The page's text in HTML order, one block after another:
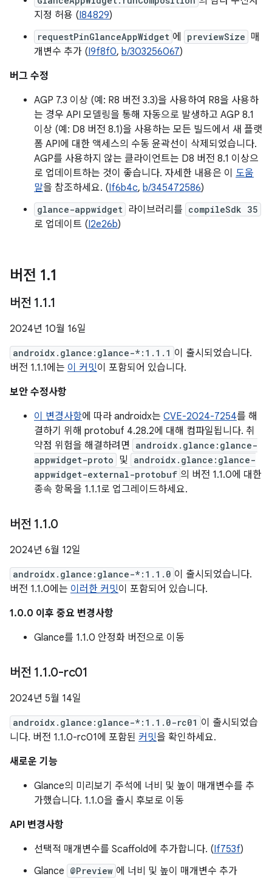
지정 허용 (I84829)
requestPinGlanceAppWidget 에 previewSize 매
개변수 추가 (I9f8f0, b/303256067)
버그 수정
AGP 7.3 이상 (예: R8 버전 3.3)을 사용하여 R8을 사용하
는 경우 API 모델링을 통해 자동으로 발생하고 AGP 8.1
이상 (예: D8 버전 8.1)을 사용하는 모든 빌드에서 새 플랫
폼 API에 대한 액세스의 수동 윤곽선이 삭제되었습니다.
AGP를 사용하지 않는 클라이언트는 D8 버전 8.1 이상으
로 업데이트하는 것이 좋습니다. 자세한 내용은 이 도움
말을 참조하세요. (If6b4c, b/345472586)
glance-appwidget 라이브러리를 compileSdk 35
로 업데이트 (I2e26b)
버전 1.1
버전 1.1.1
2024년 10월 16일
androidx.glance:glance-*:1.1.1 이 출시되었습니다.
버전 1.1.1에는 이 커밋이 포함되어 있습니다.
보안 수정사항
이 변경사항에 따라 androidx는 CVE-2024-7254를 해
결하기 위해 protobuf 4.28.2에 대해 컴파일됩니다. 취
약점 위험을 해결하려면
androidx.glance:glance-
appwidget-proto 및 androidx.glance:glance-
appwidget-external-protobuf 의 버전 1.1.0에 대한
종속 항목을 1.1.1로 업그레이드하세요.
버전 1.1.0
2024년 6월 12일
androidx.glance:glance-*:1.1.0 이 출시되었습니다.
버전 1.1.0에는 이러한 커밋이 포함되어 있습니다.
1.0.0 이후 중요 변경사항
Glance를 1.1.0 안정화 버전으로 이동
버전 1.1.0-rc01
2024년 5월 14일
androidx.glance:glance-*:1.1.0-rc01 이 출시되었습
니다. 버전 1.1.0-rc01에 포함된 커밋을 확인하세요.
새로운 기능
Glance의 미리보기 주석에 너비 및 높이 매개변수를 추
가했습니다. 1.1.0을 출시 후보로 이동
API 변경사항
선택적 매개변수를 Scaffold에 추가합니다. (If753f)
Glance @Preview 에 너비 및 높이 매개변수 추가